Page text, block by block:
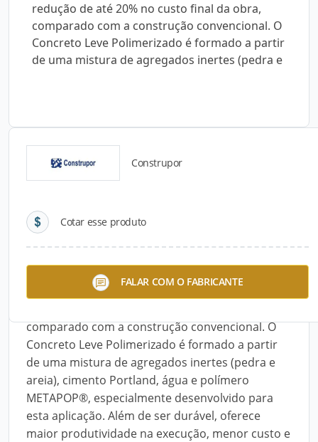
redução de até 20% no custo final da obra,
comparado com a construção convencional. O
Concreto Leve Polimerizado é formado a partir
de uma mistura de agregados inertes (pedra e
Construpor
Cotar esse produto
FALAR COM O FABRICANTE
Detalhes do produto
Descrição do Produto
O Sistema Construtivo em Concreto Leve
Polimerizado moldado “in loco” promove
comparado com a construção convencional. O
Concreto Leve Polimerizado é formado a partir
de uma mistura de agregados inertes (pedra e
areia), cimento Portland, água e polímero
METAPOP®, especialmente desenvolvido para
esta aplicação. Além de ser durável, oferece
maior produtividade na execução, menor custo e